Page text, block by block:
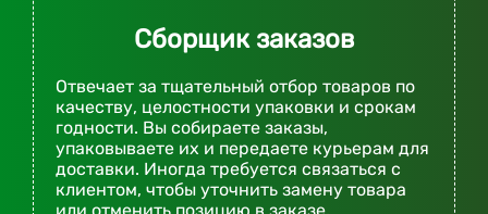
Сборщик заказов
Отвечает за тщательный отбор товаров по
качеству, целостности упаковки и срокам
годности. Вы собираете заказы,
упаковываете их и передаете курьерам для
доставки. Иногда требуется связаться с
клиентом, чтобы уточнить замену товара